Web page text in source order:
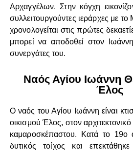
Αρχαγγέλων. Στην κόγχη
συλλειτουργούντες ιεράρχες με
χρονολογείται στις πρώτες
μπορεί να αποδοθεί στον
συνεργάτες του.
Ναός Αγίου Ιωάννη
Έλος
Ο ναός του Αγίου Ιωάννη είναι
οικισμού Έλος, στον
καμαροσκέπαστου. Κατά το 19ο
δυτικός τοίχος και